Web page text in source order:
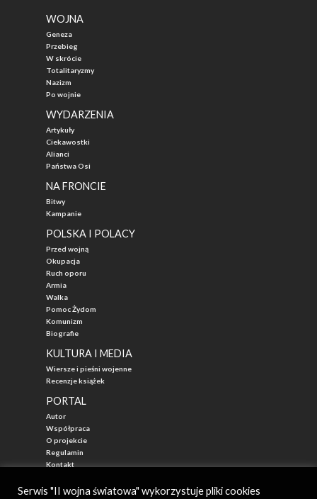
WOJNA
Geneza
Przebieg
W skrócie
Totalitaryzmy
Nazizm
Po wojnie
WYDARZENIA
Artykuły
Ciekawostki
Alianci
Państwa Osi
NA FRONCIE
Bitwy
Kampanie
POLSKA I POLACY
Przed wojną
Okupacja
Ruch oporu
Armia
Walka
Pomoc Żydom
Komunizm
Biografie
KULTURA I MEDIA
Wiersze i pieśni wojenne
Recenzje książek
PORTAL
Autor
Współpraca
O projekcie
Regulamin
Kontakt
Serwis "II wojna światowa" wykorzystuje pliki cookies